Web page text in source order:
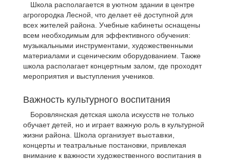
Школа располагается в уютном здании в центре
агрогородка Лесной, что делает её доступной для
всех жителей района. Учебные кабинеты оснащены
всем необходимым для эффективного обучения:
музыкальными инструментами, художественными
материалами и сценическим оборудованием. Также
школа располагает концертным залом, где проходят
мероприятия и выступления учеников.
Важность культурного воспитания
Боровлянская детская школа искусств не только
обучает детей, но и играет важную роль в культурной
жизни района. Школа организует выставки
концерты и театральные постановки, привлекая
внимание к важности художественного воспитания в